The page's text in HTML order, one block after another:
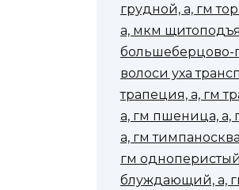
грудной, а, гм
а, мкм
большеберцово-
волоси уха
трапеция, а, гм
а, гм пшеница, а,
а, гм
гм
блуждающий, а,